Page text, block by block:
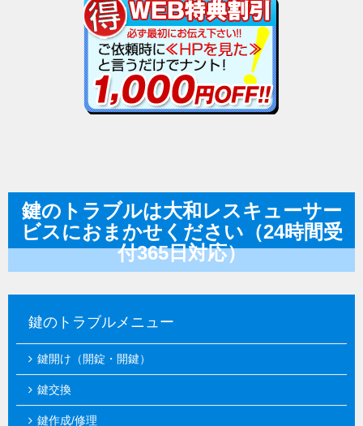
鍵のトラブルは大和レスキューサー
ビスにおまかせください（24時間受
付365日対応）
鍵のトラブルメニュー
鍵開け（開錠・開鍵）
鍵交換
鍵作成/修理